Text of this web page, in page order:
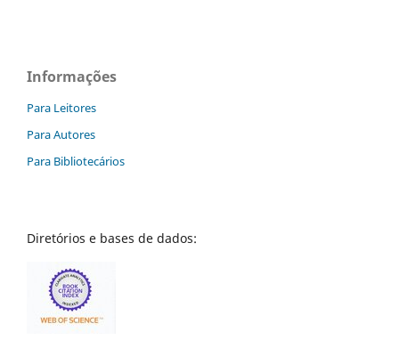
Informações
Para Leitores
Para Autores
Para Bibliotecários
Diretórios e bases de dados: